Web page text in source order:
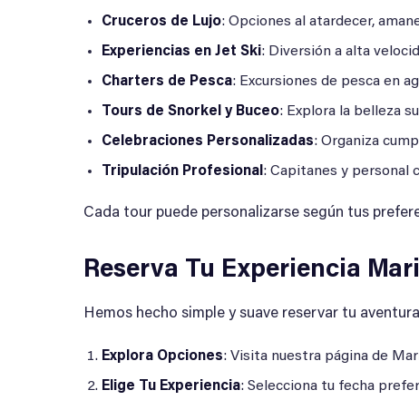
Cruceros de Lujo: Opciones al atardecer,
Experiencias en Jet Ski: Diversión a alta
Charters de Pesca: Excursiones de pesca en
Tours de Snorkel y Buceo: Explora la belleza
Celebraciones Personalizadas: Organiza
Tripulación Profesional : Capitanes y personal
Cada tour puede personalizarse según tus
Reserva Tu Experiencia
Hemos hecho simple y suave reservar tu
Explora Opciones: Visita nuestra página de
Elige Tu Experiencia: Selecciona tu fecha